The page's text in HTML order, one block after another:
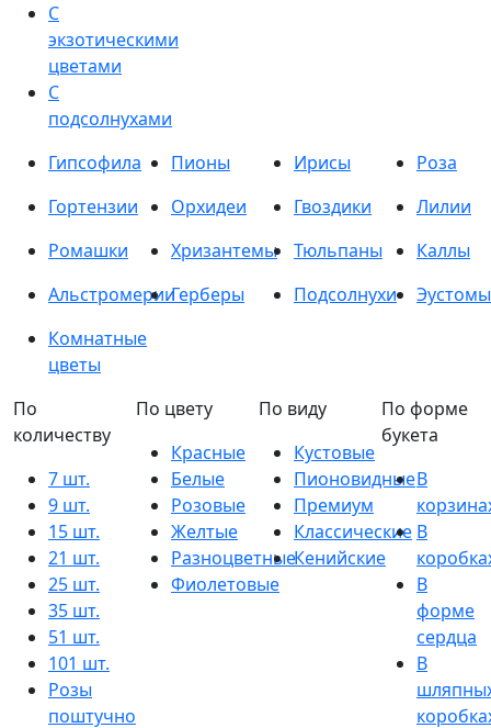
С
экзотическими
цветами
С
подсолнухами
Гипсофила
Пионы Ирисы
Роза
Гортензии
Орхидеи Гвоздики
Лилии
Ромашки
Хризантемы Тюльпаны
Каллы
АльстромерииГерберы Подсолнухи
Эустомы
Комнатные
цветы
По
количеству
7 шт.
9 шт.
15 шт.
21 шт.
25 шт.
35 шт.
51 шт.
101 шт.
Розы
поштучно
По цвету
Красные
Белые
Розовые
Желтые
Разноцветные
Фиолетовые
По виду
Кустовые
Пионовидные
Премиум
Классические
Кенийские
По форме
букета
В
В
В
форме
сердца
В